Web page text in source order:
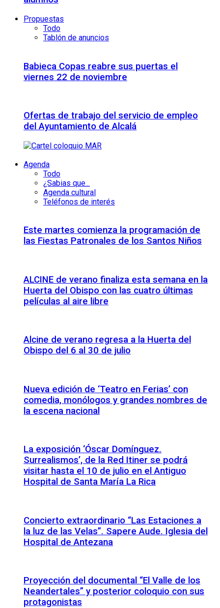
Propuestas
Todo
Tablón de anuncios
Babieca Copas reabre sus puertas el
viernes 22 de noviembre
Ofertas de trabajo del servicio de empleo
del Ayuntamiento de Alcalá
Agenda
Todo
¿Sabias que...
Agenda cultural
Teléfonos de interés
Este martes comienza la programación de
las Fiestas Patronales de los Santos Niños
ALCINE de verano finaliza esta semana en la
Huerta del Obispo con las cuatro últimas
películas al aire libre
Alcine de verano regresa a la Huerta del
Obispo del 6 al 30 de julio
Nueva edición de ‘Teatro en Ferias’ con
comedia, monólogos y grandes nombres de
la escena nacional
La exposición ‘Óscar Domínguez.
Surrealismos’, de la Red Itiner se podrá
visitar hasta el 10 de julio en el Antiguo
Hospital de Santa María La Rica
Concierto extraordinario “Las Estaciones a
la luz de las Velas”. Sapere Aude. Iglesia del
Hospital de Antezana
Proyección del documental “El Valle de los
Neandertales” y posterior coloquio con sus
protagonistas